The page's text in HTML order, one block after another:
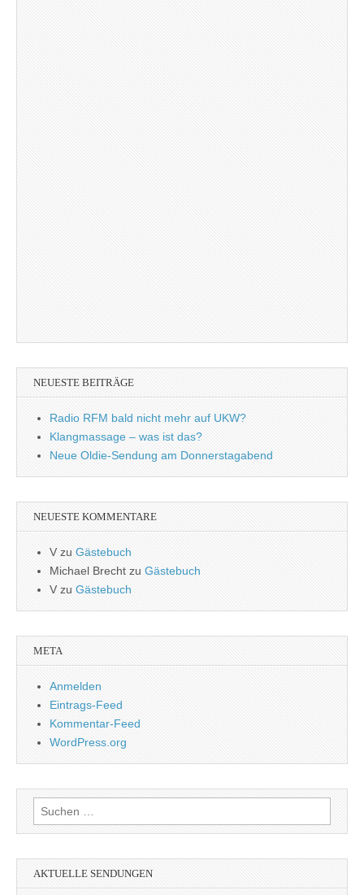
NEUESTE BEITRÄGE
Radio RFM bald nicht mehr auf UKW?
Klangmassage – was ist das?
Neue Oldie-Sendung am Donnerstagabend
NEUESTE KOMMENTARE
V zu Gästebuch
Michael Brecht zu Gästebuch
Vzu Gästebuch
META
Anmelden
Eintrags-Feed
Kommentar-Feed
WordPress.org
Suchen
nach:
AKTUELLE SENDUNGEN